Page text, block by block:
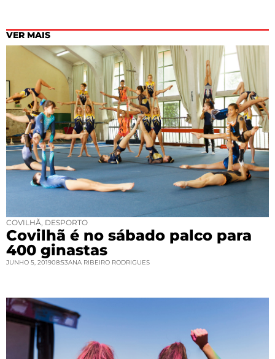
VER MAIS
COVILHÃ DESPORTO
Covilhã é no sábado palco para
400 ginastas
JUNHO 5, 201908:53ANA RIBEIRO RODRIGUES